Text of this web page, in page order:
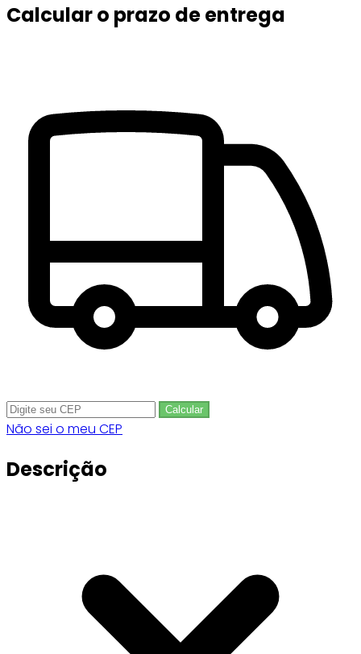
Calcular o prazo de entrega
Calcular
Não sei o meu CEP
Descrição